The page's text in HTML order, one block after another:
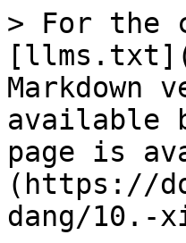
> For the
Markdown
available
page is
(https://
dang/10.-